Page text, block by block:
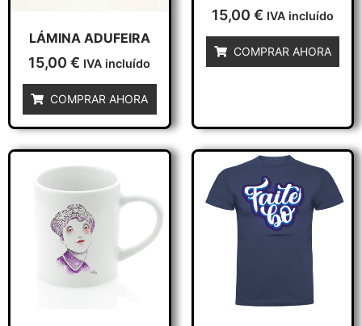
LÁMINA ADUFEIRA
15,00€ IVA incluído
COMPRAR AHORA
15,00 € IVA incluído
COMPRAR AHORA
Este
producto
tiene
múltiples
variantes.
opciones